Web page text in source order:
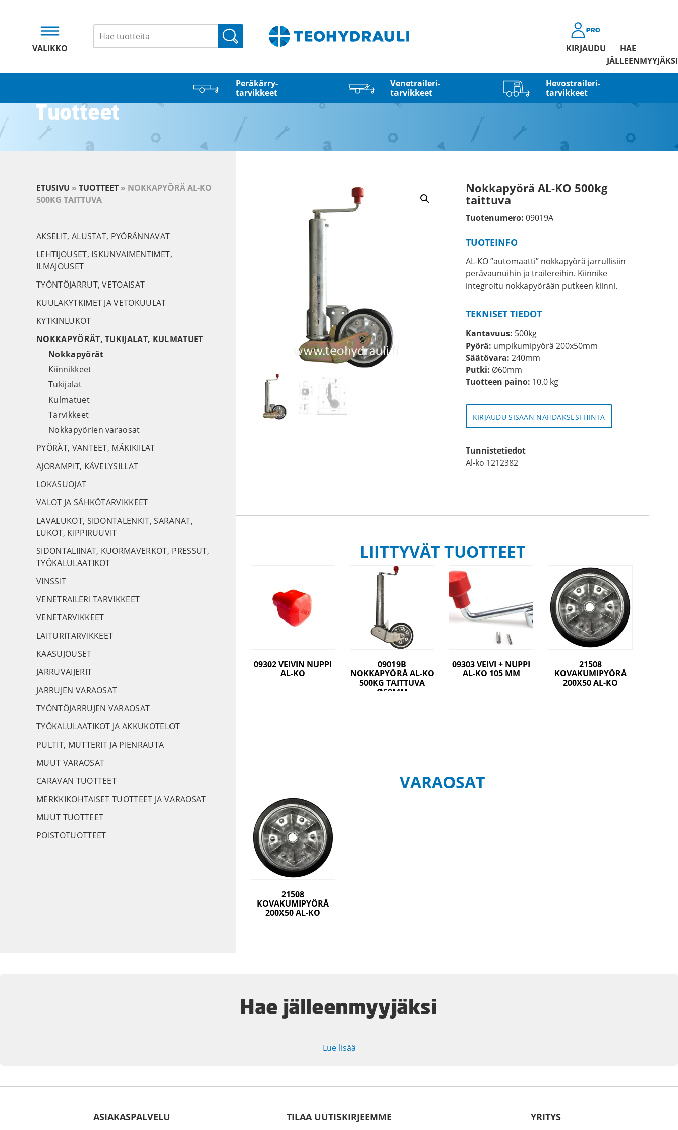
VALIKKO
Haku
KIRJAUDU
HAE
JÄLLEENMYYJÄKSI
Peräkärry­
tarvikkeet
Venetraileri­
tarvikkeet
Hevostraileri­
tarvikkeet
Tuotteet
Nokkapyörä AL-KO 500kg
taittuva
Tuotenumero: 09019A
TUOTEINFO
AL-KO ”automaatti” nokkapyörä jarrullisiin
perävaunuihin ja trailereihin. Kiinnike
integroitu nokkapyörään putkeen kiinni.
TEKNISET TIEDOT
Kantavuus: 500kg
Pyörä: umpikumipyörä 200x50mm
Säätövara: 240mm
Putki: Ø60mm
Tuotteen paino: 10.0 kg
KIRJAUDU SISÄÄN NÄHDÄKSESI HINTA
Tunnistetiedot
Al-ko 1212382
LIITTYVÄT TUOTTEET
09302 VEIVIN NUPPI
AL-KO
09019B
NOKKAPYÖRÄ AL-KO
500KG TAITTUVA
Ø60MM
09303 VEIVI + NUPPI
AL-KO 105 MM
21508
KOVAKUMIPYÖRÄ
200X50 AL-KO
VARAOSAT
21508
KOVAKUMIPYÖRÄ
200X50 AL-KO
ETUSIVU » TUOTTEET » NOKKAPYÖRÄ AL-KO
500KG TAITTUVA
AKSELIT, ALUSTAT, PYÖRÄNNAVAT
LEHTIJOUSET, ISKUNVAIMENTIMET,
ILMAJOUSET
TYÖNTÖJARRUT, VETOAISAT
KUULAKYTKIMET JA VETOKUULAT
KYTKINLUKOT
NOKKAPYÖRÄT, TUKIJALAT, KULMATUET
Nokkapyörät
Kiinnikkeet
Tukijalat
Kulmatuet
Tarvikkeet
Nokkapyörien varaosat
PYÖRÄT, VANTEET, MÄKIKIILAT
AJORAMPIT, KÄVELYSILLAT
LOKASUOJAT
VALOT JA SÄHKÖTARVIKKEET
LAVALUKOT, SIDONTALENKIT, SARANAT,
LUKOT, KIPPIRUUVIT
SIDONTALIINAT, KUORMAVERKOT, PRESSUT,
TYÖKALULAATIKOT
VINSSIT
VENETRAILERI TARVIKKEET
VENETARVIKKEET
LAITURITARVIKKEET
KAASUJOUSET
JARRUVAIJERIT
JARRUJEN VARAOSAT
TYÖNTÖJARRUJEN VARAOSAT
TYÖKALULAATIKOT JA AKKUKOTELOT
PULTIT, MUTTERIT JA PIENRAUTA
MUUT VARAOSAT
CARAVAN TUOTTEET
MERKKIKOHTAISET TUOTTEET JA VARAOSAT
MUUT TUOTTEET
POISTOTUOTTEET
Hae jälleenmyyjäksi
Lue lisää
ASIAKASPALVELU YRITYS
TILAA UUTISKIRJEEMME